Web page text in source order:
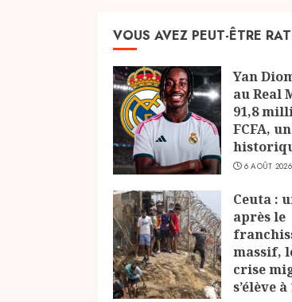
VOUS AVEZ PEUT-ÊTRE
Yan
au Real
91,8
FCFA,
6 AOÛT 2026
Ceuta :
après le
massif,
crise
s’élève